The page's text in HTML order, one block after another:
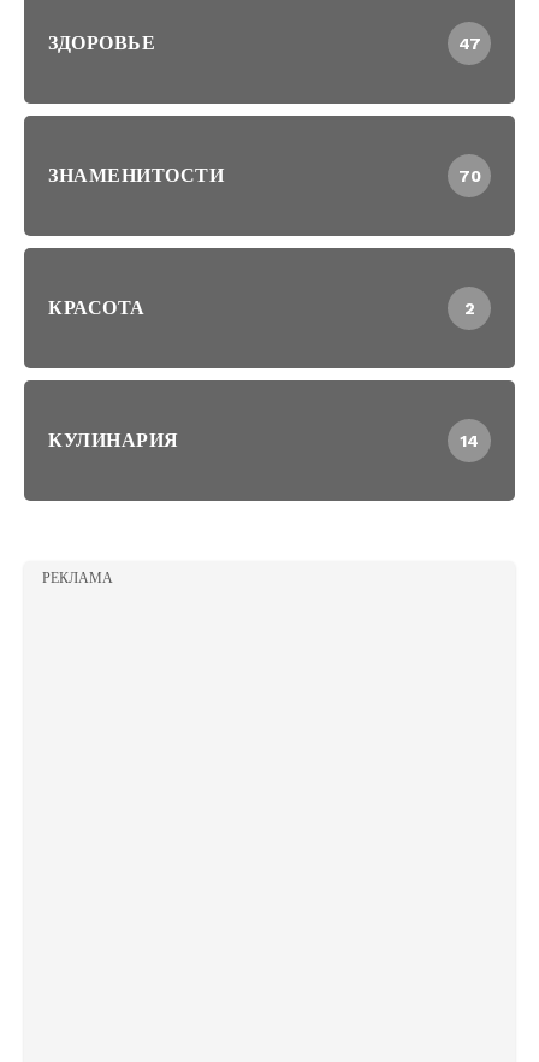
ЗДОРОВЬЕ 47
ЗНАМЕНИТОСТИ 70
КРАСОТА 2
КУЛИНАРИЯ 14
РЕКЛАМА